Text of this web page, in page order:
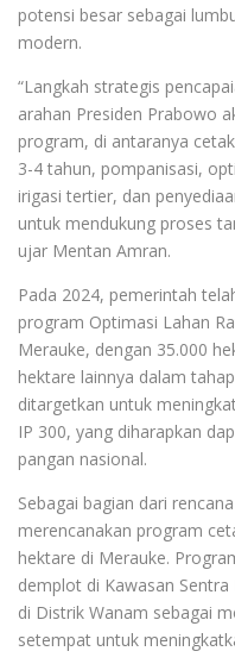
potensi besar sebagai
modern.
“Langkah strategis
arahan Presiden Prabowo
program, di antaranya
3-4 tahun, pompanisasi,
irigasi tertier, dan
untuk mendukung proses
ujar Mentan Amran.
Pada 2024, pemerintah
program Optimasi Lahan
Merauke, dengan 35.000
hektare lainnya dalam
ditargetkan untuk
IP 300, yang diharapkan
pangan nasional.
Sebagai bagian dari
merencanakan program
hektare di Merauke.
demplot di Kawasan
di Distrik Wanam sebagai
setempat untuk